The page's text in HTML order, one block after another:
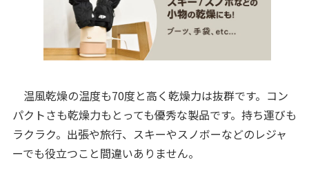
温風乾燥の温度も70度と高く乾燥力は抜群です。コン
パクトさも乾燥力もとっても優秀な製品です。持ち運びも
ラクラク。出張や旅行、スキーやスノボーなどのレジャ
ーでも役立つこと間違いありません。